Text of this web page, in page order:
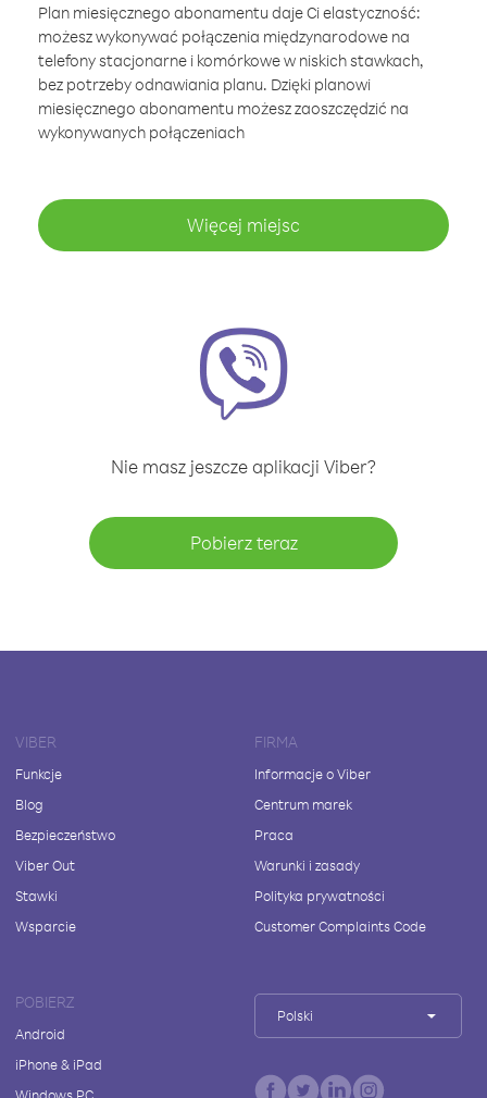
Plan miesięcznego abonamentu daje Ci elastyczność:
możesz wykonywać połączenia międzynarodowe na
telefony stacjonarne i komórkowe w niskich stawkach,
bez potrzeby odnawiania planu. Dzięki planowi
miesięcznego abonamentu możesz zaoszczędzić na
wykonywanych połączeniach
Więcej miejsc
Nie masz jeszcze aplikacji Viber?
Pobierz teraz
VIBER
Funkcje
Blog
Bezpieczeństwo
Viber Out
Stawki
Wsparcie
FIRMA
Informacje o Viber
Centrum marek
Praca
Warunki i zasady
Polityka prywatności
Customer Complaints Code
POBIERZ
Android
iPhone & iPad
Polski